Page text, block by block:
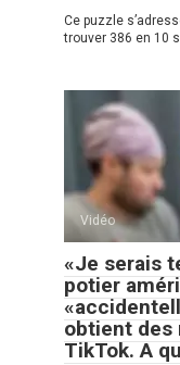
Ce puzzle
trouver 386 en 10
Vidéo
«Je serais
potier
obtient des
TikTok. A